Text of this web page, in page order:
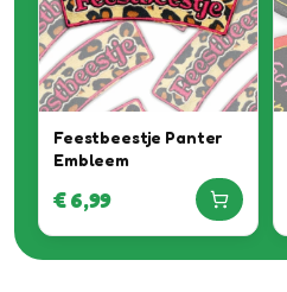
Feestbeestje Panter
Embleem
€6,99